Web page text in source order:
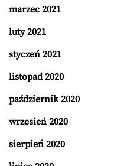
marzec 2021
luty 2021
styczeń 2021
listopad 2020
październik 2020
wrzesień 2020
sierpień 2020